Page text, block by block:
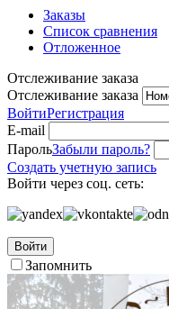
Заказы
Список сравнения
Отложенное
Отслеживание заказа
Отслеживание заказа
ВойтиРегистрация
E-mail
ПарольЗабыли пароль?
Создать учетную запись
Войти через соц. сеть:
Войти
Запомнить